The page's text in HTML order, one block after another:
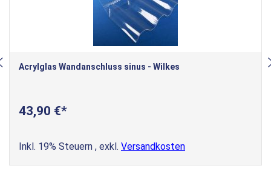
Acrylglas Wandanschluss sinus - Wilkes
43,90 €
Inkl. 19% Steuern , exkl. Versandkosten